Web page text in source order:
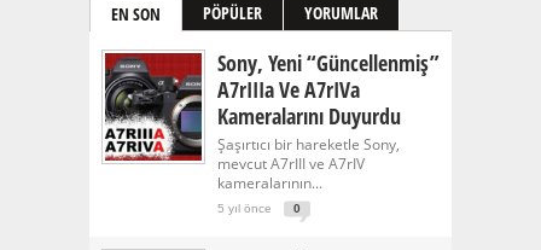
EN SON PÖPÜLER YORUMLAR
Sony, Yeni “güncellenmiş”
A7rIIIa Ve A7rIVa
Kameralarını Duyurdu
Şaşırtıcı bir hareketle Sony,
mevcut A7rIII ve A7rIV
kameralarının...
5 yıl önce 0